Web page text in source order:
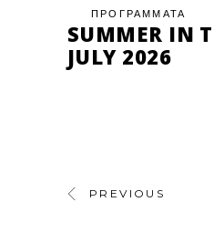
ΠΡΟΓΡΑΜΜΑΤΑ
SUMMER IN
JULY 2026
PREVIOUS